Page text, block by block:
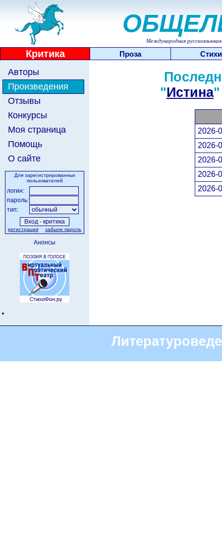
Международная
Критика Проза Стихи
Авторы
Произведения
Отзывы
Конкурсы
Моя страница
Помощь
О сайте
Для зарегистрированных
пользователей
логин:
пароль:
тип:
регистрация забыли пароль
Анонсы
"Истина"
2026-
2026-
2026-
2026-
2026-